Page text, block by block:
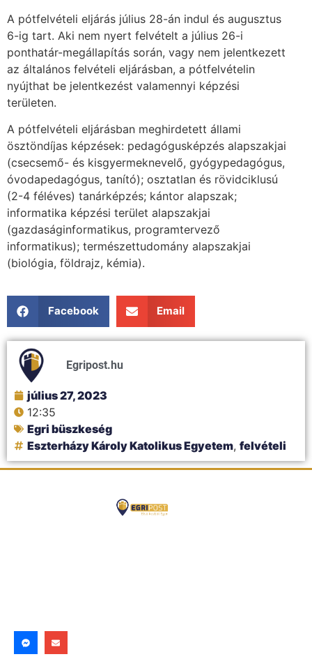
A pótfelvételi eljárás július 28-án indul és augusztus
6-ig tart. Aki nem nyert felvételt a július 26-i
ponthatár-megállapítás során, vagy nem jelentkezett
az általános felvételi eljárásban, a pótfelvételin
nyújthat be jelentkezést valamennyi képzési
területen.
A pótfelvételi eljárásban meghirdetett állami
ösztöndíjas képzések: pedagógusképzés alapszakjai
(csecsemő- és kisgyermeknevelő, gyógypedagógus,
óvodapedagógus, tanító); osztatlan és rövidciklusú
(2-4 féléves) tanárképzés; kántor alapszak;
informatika képzési terület alapszakjai
(gazdaságinformatikus, programtervező
informatikus); természettudomány alapszakjai
(biológia, földrajz, kémia).
Facebook Email
Egripost.hu
július 27, 2023
12:35
Egri büszkeség
Eszterházy Károly Katolikus Egyetem, felvételi